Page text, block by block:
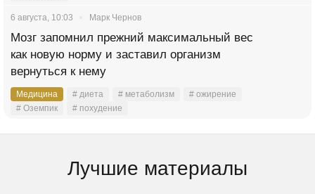
6 августа, 10:03 Марк Чернов
Мозг запомнил прежний максимальный вес
как новую норму и заставил организм
вернуться к нему
Медицина # диета # метаболизм
# ожирение
# Оземпик
# похудение
Лучшие материалы